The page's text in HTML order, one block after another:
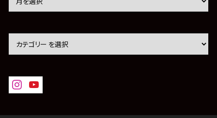
カ
ブ